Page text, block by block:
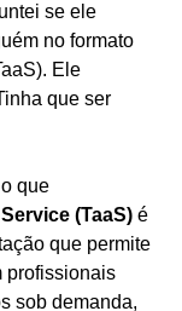
se ele
no formato
Ele
que ser
que
(TaaS) é
que permite
profissionais
sob demanda,